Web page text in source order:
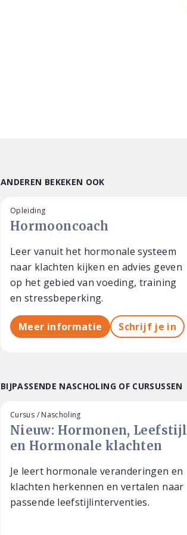
ANDEREN BEKEKEN OOK
Hormooncoach
Opleiding
Leer vanuit het hormonale systeem
naar klachten kijken en advies geven
op het gebied van voeding, training
en stressbeperking.
Meer informatie Schrijf je in
BIJPASSENDE NASCHOLING OF CURSUSSEN
Nieuw: Hormonen, Leefstijl
en Hormonale klachten
Cursus / Nascholing
Je leert hormonale veranderingen en
klachten herkennen en vertalen naar
passende leefstijlinterventies.